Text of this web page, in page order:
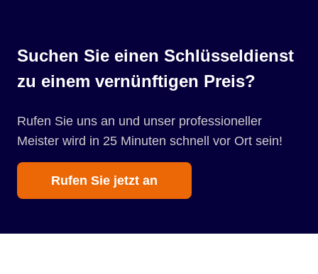
Suchen Sie einen Schlüsseldienst
zu einem vernünftigen Preis?
Rufen Sie uns an und unser professioneller
Meister wird in 25 Minuten schnell vor Ort sein!
Rufen Sie jetzt an